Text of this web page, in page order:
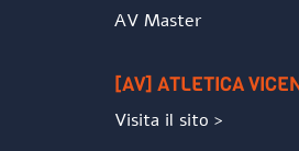
AV Master
[AV] ATLETICA
Visita il sito >